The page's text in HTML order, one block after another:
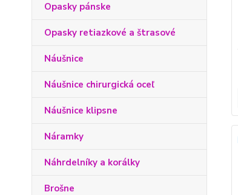
Opasky pánske
Opasky retiazkové a štrasové
Náušnice
Náušnice chirurgická oceľ
Náušnice klipsne
Náramky
Náhrdelníky a korálky
Brošne